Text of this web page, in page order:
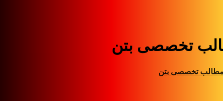
تخصصی بتن
تخصصی بتن